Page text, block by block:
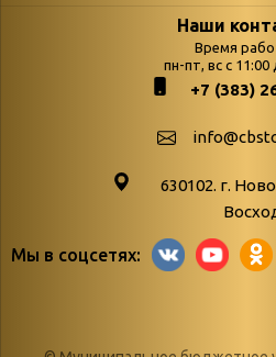
Страницы
podvedenie-itogov-festivalya-
paskhalnaya-palitra
Библионочь – как ярмарка
Наши
Время
пн-пт, вс с 11:00
+7 (383)
630102. г.
Мы в соцсетях: